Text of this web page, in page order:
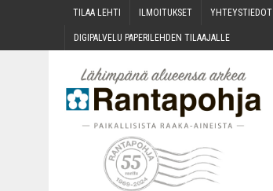
TILAA LEH­TI ILMOI­TUK­SET YHTEYS­TIE­DOT
DIGI­PAL­VE­LU PAPE­RI­LEH­DEN TILAAJALLE